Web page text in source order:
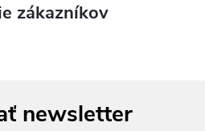
zákazníkov
newsletter